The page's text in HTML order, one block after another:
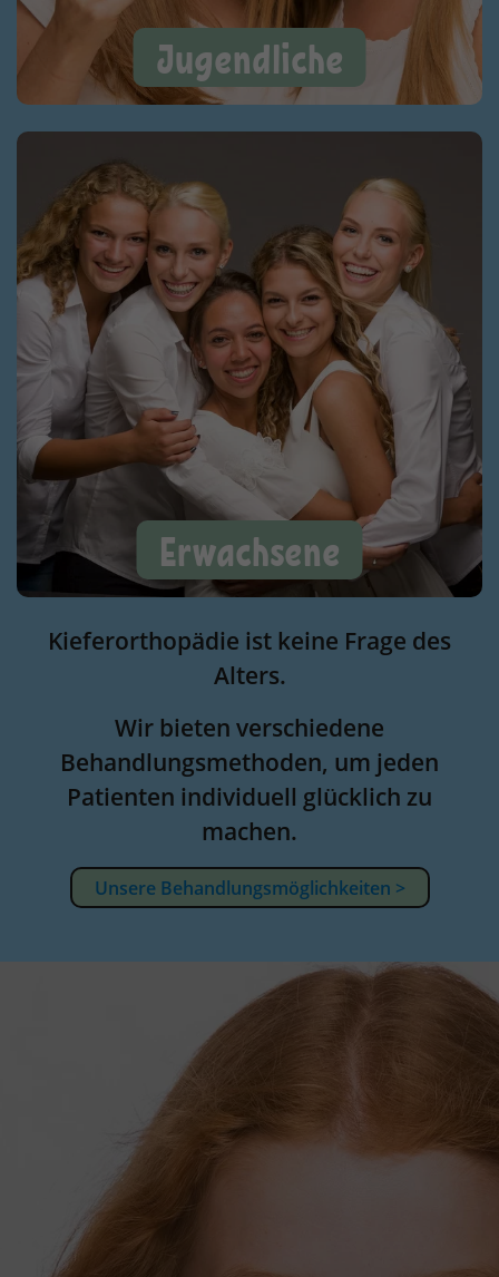
Jugendliche
Erwachsene
Kieferorthopädie ist keine Frage des
Alters.
Wir bieten verschiedene
Behandlungsmethoden, um jeden
Patienten individuell glücklich zu
machen.
Unsere Behandlungsmöglichkeiten >